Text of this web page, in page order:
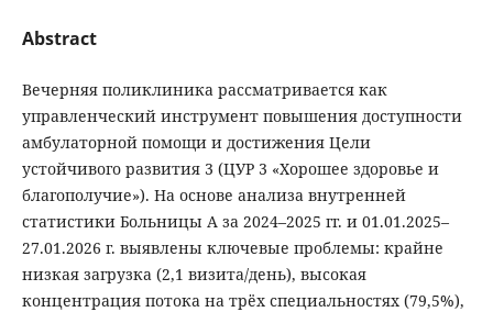
Abstract
Вечерняя поликлиника рассматривается как
управленческий инструмент повышения доступности
амбулаторной помощи и достижения Цели
устойчивого развития 3 (ЦУР 3 «Хорошее здоровье и
благополучие»). На основе анализа внутренней
статистики Больницы А за 2024–2025 гг. и 01.01.2025–
27.01.2026 г. выявлены ключевые проблемы: крайне
низкая загрузка (2,1 визита/день), высокая
концентрация потока на трёх специальностях (79,5%),